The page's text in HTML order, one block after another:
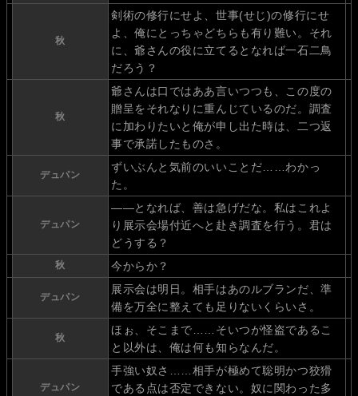
秋
剣術の修行にせよ、世事(せじ)の修行にせ
よ、俺にとっちゃどちらも有り難い。それ
に、爺さんの役に立てるとなれば一石二鳥
だろう？
秋
爺さんは口ではああ言いつつも、この度の
贈呈をそれなりに重んじているのだ。調査
に加わりたいと俺が申し出た時は、二つ返
事で承諾したものさ。
デュパン
ずいぶんと気前のいいことだ……わかっ
た。
デュパン
――となれば、善は急げだな。私はこれよ
り展示会場付近へと赴き調査を行う。君は
どうする？
秋 今からか？
デュパン
展示会は明日。相手はあのルブランだ、準
備を万全に整えても足りないくらいさ。
秋
ほぉ、そこまで……そいつが怪盗であるこ
と以外は、俺は何も知らなんだ。
デュパン
手強い奴さ……相手が極めて聡明かつ狡猾
である点は否定できない。奴に関わった多